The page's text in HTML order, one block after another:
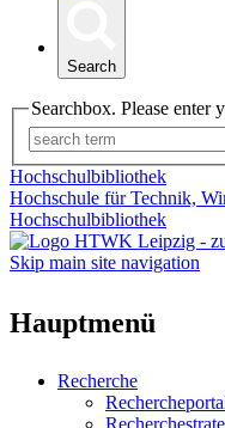
Search
Searchbox. Please enter
Hochschulbibliothek
Hochschule für Technik,
Hochschulbibliothek
Skip main site navigation
Hauptmenü
Recherche